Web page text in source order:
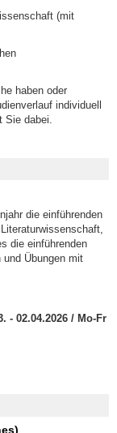
(mit
haben oder
individuell
dabei.
die einführenden
die einführenden
und Übungen mit
- 02.04.2026 / Mo-Fr